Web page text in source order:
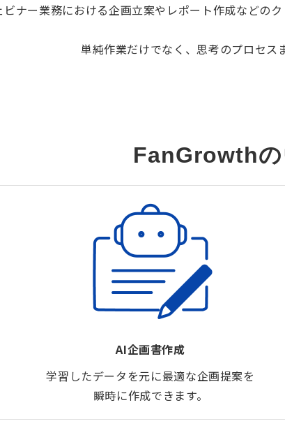
ビナー業務における企画立案やレポート作成などの
単純作業だけでなく、思考のプロセス
FanGrowthの
AI企画書作成
学習したデータを元に最適な企画提案を
瞬時に作成できます。